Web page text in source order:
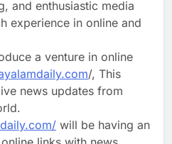
and enthusiastic media
experience in online and
a venture in online
/, This
news updates from
will be having an